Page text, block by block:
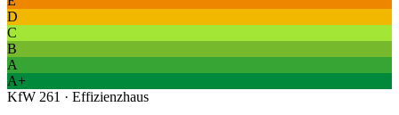
D
C
B
A
A+
KfW 261 · Effizienzhaus